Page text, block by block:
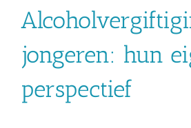
jongeren: hun
perspectief